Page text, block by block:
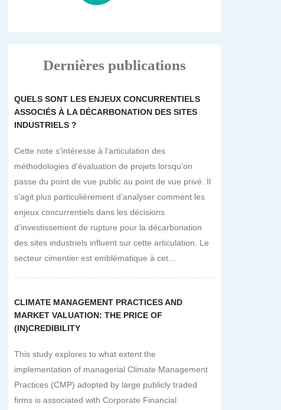
Dernières publications
QUELS SONT LES ENJEUX CONCURRENTIELS
ASSOCIÉS À LA DÉCARBONATION DES SITES
INDUSTRIELS ?
Cette note s’intéresse à l’articulation des
méthodologies d’évaluation de projets lorsqu’on
passe du point de vue public au point de vue privé. Il
s’agit plus particulièrement d’analyser comment les
enjeux concurrentiels dans les décisions
d’investissement de rupture pour la décarbonation
des sites industriels influent sur cette articulation. Le
secteur cimentier est emblématique à cet...
CLIMATE MANAGEMENT PRACTICES AND
MARKET VALUATION: THE PRICE OF
(IN)CREDIBILITY
This study explores to what extent the
implementation of managerial Climate Management
Practices (CMP) adopted by large publicly traded
firms is associated with Corporate Financial